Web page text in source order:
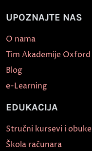
UPOZNAJTE NAS
O nama
Tim Akademije Oxford
Blog
e-Learning
EDUKACIJA
Stručni kursevi i obuke
Škola računara